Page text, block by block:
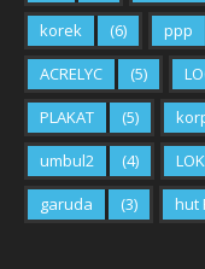
korek
(6) ppp
ACRELYC
(5)
PLAKAT
(5)
umbul2
(4)
garuda
(3) hut